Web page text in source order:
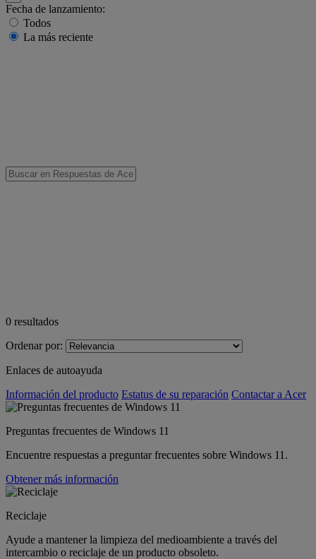
Fecha de lanzamiento:
Todos
La más reciente
0 resultados
Ordenar por:
Enlaces de autoayuda
Información del producto Estatus de su reparación Contactar a Acer
Preguntas frecuentes de Windows 11
Encuentre respuestas a preguntar frecuentes sobre Windows 11.
Obtener más información
Reciclaje
Ayude a mantener la limpieza del medioambiente a través del
intercambio o reciclaje de un producto obsoleto.